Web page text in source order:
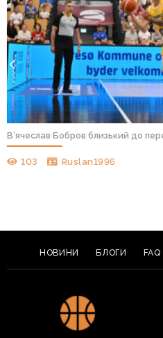
В’ячеслав Бобров близький до
103 Ruslan1996
НОВИНИ БЛОГИ FAQ